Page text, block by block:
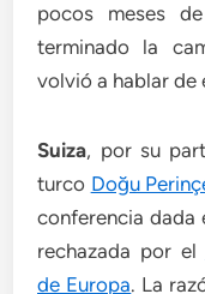
pocos meses
terminado la
volvió a hablar de
Suiza, por su
turco Doğu
conferencia dada
rechazada por el
de Europa. La